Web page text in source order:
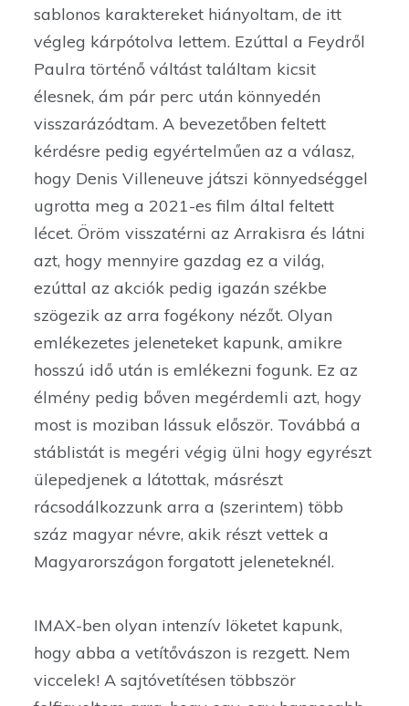
sablonos karaktereket hiányoltam, de itt
végleg kárpótolva lettem. Ezúttal a Feydről
Paulra történő váltást találtam kicsit
élesnek, ám pár perc után könnyedén
visszarázódtam. A bevezetőben feltett
kérdésre pedig egyértelműen az a válasz,
hogy Denis Villeneuve játszi könnyedséggel
ugrotta meg a 2021-es film által feltett
lécet. Öröm visszatérni az Arrakisra és látni
azt, hogy mennyire gazdag ez a világ,
ezúttal az akciók pedig igazán székbe
szögezik az arra fogékony nézőt. Olyan
emlékezetes jeleneteket kapunk, amikre
hosszú idő után is emlékezni fogunk. Ez az
élmény pedig bőven megérdemli azt, hogy
most is moziban lássuk először. Továbbá a
stáblistát is megéri végig ülni hogy egyrészt
ülepedjenek a látottak, másrészt
rácsodálkozzunk arra a (szerintem) több
száz magyar névre, akik részt vettek a
Magyarországon forgatott jeleneteknél.
IMAX-ben olyan intenzív löketet kapunk,
hogy abba a vetítővászon is rezgett. Nem
viccelek! A sajtóvetítésen többször